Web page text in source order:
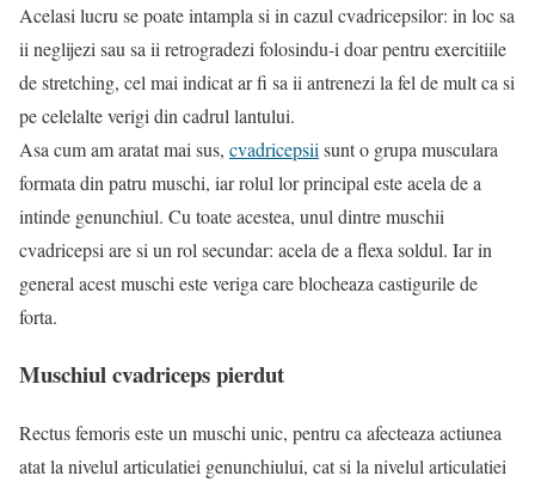
Acelasi lucru se poate intampla si in cazul cvadricepsilor: in loc sa
ii neglijezi sau sa ii retrogradezi folosindu-i doar pentru exercitiile
de stretching, cel mai indicat ar fi sa ii antrenezi la fel de mult ca si
pe celelalte verigi din cadrul lantului.
Asa cum am aratat mai sus, cvadricepsii sunt o grupa musculara
formata din patru muschi, iar rolul lor principal este acela de a
intinde genunchiul. Cu toate acestea, unul dintre muschii
cvadricepsi are si un rol secundar: acela de a flexa soldul. Iar in
general acest muschi este veriga care blocheaza castigurile de
forta.
Muschiul cvadriceps pierdut
Rectus femoris este un muschi unic, pentru ca afecteaza actiunea
atat la nivelul articulatiei genunchiului, cat si la nivelul articulatiei